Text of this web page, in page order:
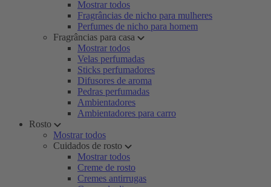
Mostrar todos
Fragrâncias de nicho para mulheres
Perfumes de nicho para homem
Fragrâncias para casa
Mostrar todos
Velas perfumadas
Sticks perfumadores
Difusores de aroma
Pedras perfumadas
Ambientadores
Ambientadores para carro
Rosto
Mostrar todos
Cuidados de rosto
Mostrar todos
Creme de rosto
Cremes antirrugas